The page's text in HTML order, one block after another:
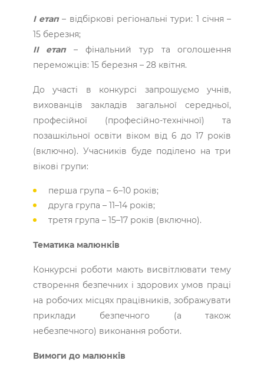
І етап– відбіркові регіональні тури: 1 січня –
15 березня;
ІІ етап– фінальний тур та оголошення
переможців: 15 березня – 28 квітня.
До участі в конкурсі запрошуємо учнів,
вихованців закладів загальної середньої,
професійної (професійно-технічної) та
позашкільної освіти віком від 6 до 17 років
(включно). Учасників буде поділено на три
вікові групи:
перша група – 6–10 років;
друга група – 11–14 років;
третя група – 15–17 років (включно).
Тематика малюнків
Конкурсні роботи мають висвітлювати тему
створення безпечних і здорових умов праці
на робочих місцях працівників, зображувати
приклади безпечного (а також
небезпечного) виконання роботи.
Вимоги до малюнків